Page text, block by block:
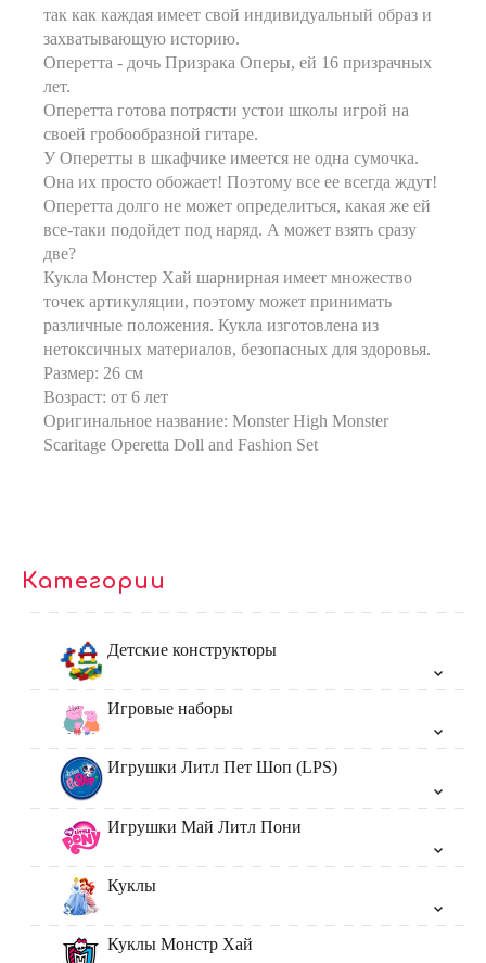
так как каждая имеет свой индивидуальный образ и
захватывающую историю.
Оперетта - дочь Призрака Оперы, ей 16 призрачных
лет.
Оперетта готова потрясти устои школы игрой на
своей гробообразной гитаре.
У Оперетты в шкафчике имеется не одна сумочка.
Она их просто обожает! Поэтому все ее всегда ждут!
Оперетта долго не может определиться, какая же ей
все-таки подойдет под наряд. А может взять сразу
две?
Кукла Монстер Хай шарнирная имеет множество
точек артикуляции, поэтому может принимать
различные положения. Кукла изготовлена из
нетоксичных материалов, безопасных для здоровья.
Размер: 26 см
Возраст: от 6 лет
Оригинальное название: Monster High Monster
Scaritage Operetta Doll and Fashion Set
Категории
Детские конструкторы
Игровые наборы
Игрушки Литл Пет Шоп (LPS)
Игрушки Май Литл Пони
Куклы
Куклы Монстр Хай